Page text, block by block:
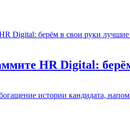
HR Digital: